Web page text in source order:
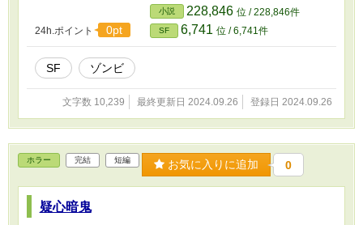
じ、救済と犠牲、そして人間性の本質を問う、新しい形のゾンビ小
24h.ポイント
0pt
小説 228,846 位 / 228,846件
SF 6,741 位 / 6,741件
SF ゾンビ
文字数 10,239 最終更新日 2024.09.26 登録日 2024.09.26
ホラー 完結 短編 お気に入りに追加 0
疑心暗鬼